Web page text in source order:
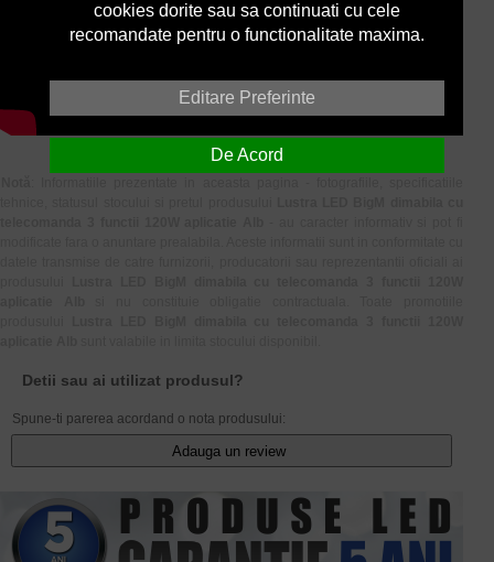
Detii sau ai utilizat produsul?
Spune-ti parerea acordand o nota produsului:
Adauga un review
cookies dorite sau sa continuati cu cele
recomandate pentru o functionalitate maxima.
Editare Preferinte
De Acord